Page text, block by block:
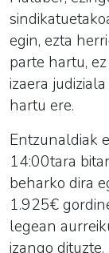
egin, ezta
parte hartu,
izaera
hartu ere.
Entzunaldiak
14:00tara
beharko dira
1.925€
legean
izango dituzte.